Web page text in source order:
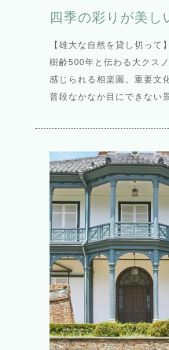
四季の彩りが美し
【雄大な自然を貸し切って
樹齢500年と伝わる大クス
感じられる相楽園。重要文
普段なかなか目にできない